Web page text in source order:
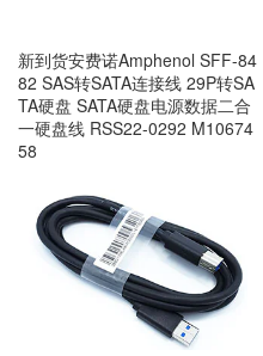
新到货安费诺Amphenol SFF-84
82 SAS转SATA连接线 29P转SA
TA硬盘 SATA硬盘电源数据二合
一硬盘线 RSS22-0292 M10674
58